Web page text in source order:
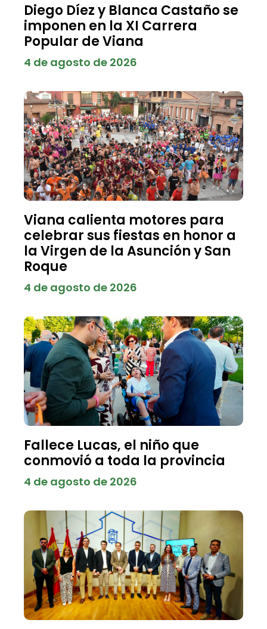
Diego Díez y Blanca Castaño se
imponen en la XI Carrera
Popular de Viana
4 de agosto de 2026
Viana calienta motores para
celebrar sus fiestas en honor a
la Virgen de la Asunción y San
Roque
4 de agosto de 2026
Fallece Lucas, el niño que
conmovió a toda la provincia
4 de agosto de 2026